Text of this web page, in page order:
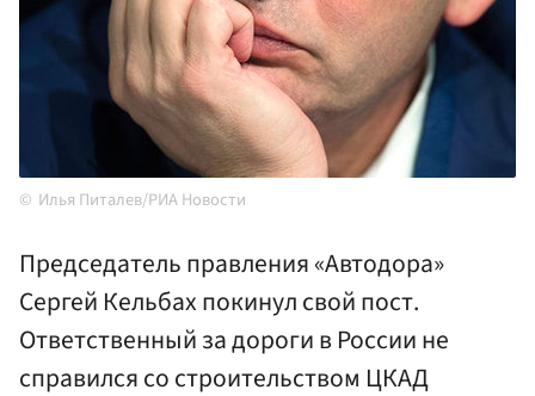
Илья Питалев/РИА Новости
Председатель правления «Автодора»
Сергей Кельбах покинул свой пост.
Ответственный за дороги в России не
справился со строительством ЦКАД